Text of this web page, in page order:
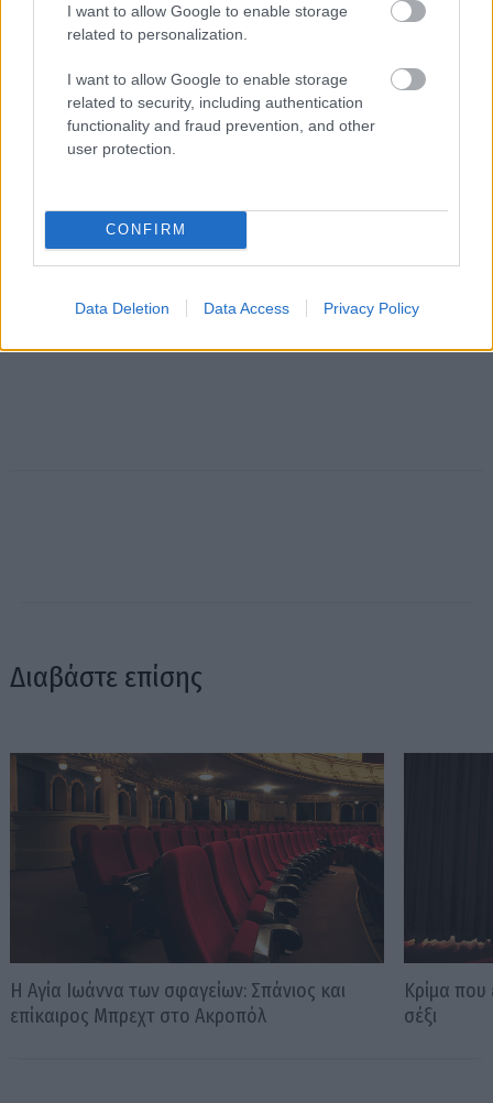
I want to allow Google to enable storage
related to personalization.
I want to allow Google to enable storage
related to security, including authentication
functionality and fraud prevention, and other
user protection.
CONFIRM
Data Deletion Data Access Privacy Policy
Διαβάστε επίσης
H Αγία Ιωάννα των σφαγείων: Σπάνιος και
επίκαιρος Μπρεχτ στο Ακροπόλ
Κρίμα που
σέξι